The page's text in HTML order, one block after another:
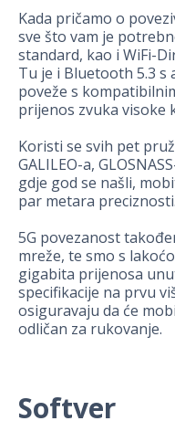
Kada pričamo o
sve što vam je
standard, kao i WiFi-
Tu je i Bluetooth 5.3 s
poveže s
prijenos zvuka visoke
Koristi se svih pet
GALILEO-a,
gdje god se našli,
par metara preciznosti.
5G povezanost
mreže, te smo s
gigabita prijenosa
specifikacije na prvu
osiguravaju da će
odličan za rukovanje.
Softver